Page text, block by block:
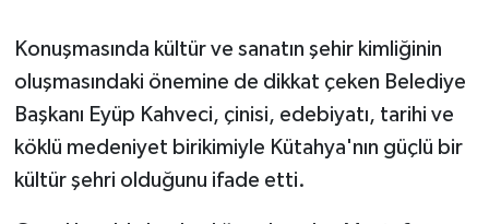
Konuşmasında kültür ve sanatın şehir kimliğinin
oluşmasındaki önemine de dikkat çeken Belediye
Başkanı Eyüp Kahveci, çinisi, edebiyatı, tarihi ve
köklü medeniyet birikimiyle Kütahya'nın güçlü bir
kültür şehri olduğunu ifade etti.